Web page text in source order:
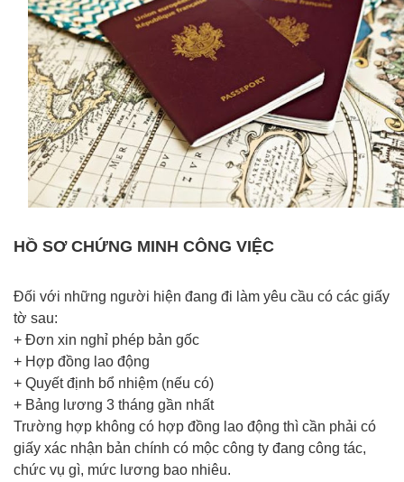
HỒ SƠ CHỨNG MINH CÔNG VIỆC
Đối với những người hiện đang đi làm yêu cầu có các giấy
tờ sau:
+ Đơn xin nghỉ phép bản gốc
+ Hợp đồng lao động
+ Quyết định bổ nhiệm (nếu có)
+ Bảng lương 3 tháng gần nhất
Trường hợp không có hợp đồng lao động thì cần phải có
giấy xác nhận bản chính có mộc công ty đang công tác,
chức vụ gì, mức lương bao nhiêu.